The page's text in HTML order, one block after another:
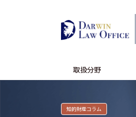
取扱分野
知的財産コラム